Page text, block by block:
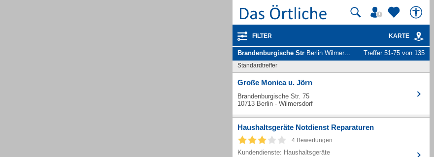
FILTER KARTE
Brandenburgische Str Berlin Wilmersdorf - Unternehmen und Personen Treffer 51-75 von 135
Standardtreffer
Große Monica u. Jörn
Brandenburgische Str. 75
10713 Berlin - Wilmersdorf
Haushaltsgeräte Notdienst Reparaturen
4 Bewertungen
Kundendienste: Haushaltsgeräte